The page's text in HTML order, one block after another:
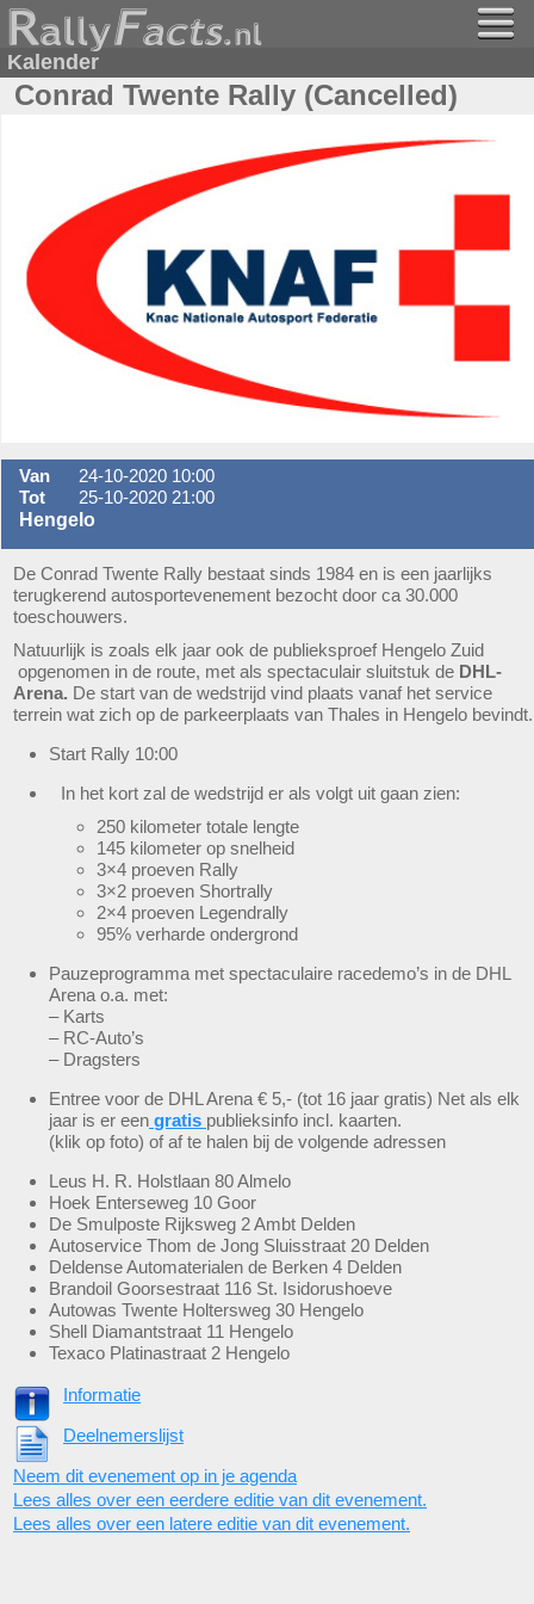
Kalender
Conrad Twente Rally (Cancelled)
Van
24-10-2020 10:00
Tot
25-10-2020 21:00
Hengelo
De Conrad Twente Rally bestaat sinds 1984 en is een jaarlijks
terugkerend autosportevenement bezocht door ca 30.000
toeschouwers.
Natuurlijk is zoals elk jaar ook de publieksproef Hengelo Zuid
opgenomen in de route, met als spectaculair sluitstuk de DHL-
Arena. De start van de wedstrijd vind plaats vanaf het service
terrein wat zich op de parkeerplaats van Thales in Hengelo bevindt.
Start Rally 10:00
In het kort zal de wedstrijd er als volgt uit gaan zien:
250 kilometer totale lengte
145 kilometer op snelheid
3×4 proeven Rally
3×2 proeven Shortrally
2×4 proeven Legendrally
95% verharde ondergrond
Pauzeprogramma met spectaculaire racedemo’s in de DHL
Arena o.a. met:
– Karts
– RC-Auto’s
– Dragsters
Entree voor de DHL Arena € 5,- (tot 16 jaar gratis) Net als elk
jaar is er een gratis publieksinfo incl. kaarten.
(klik op foto) of af te halen bij de volgende adressen
Leus H. R. Holstlaan 80 Almelo
Hoek Enterseweg 10 Goor
De Smulposte Rijksweg 2 Ambt Delden
Autoservice Thom de Jong Sluisstraat 20 Delden
Deldense Automaterialen de Berken 4 Delden
Brandoil Goorsestraat 116 St. Isidorushoeve
Autowas Twente Holtersweg 30 Hengelo
Shell Diamantstraat 11 Hengelo
Texaco Platinastraat 2 Hengelo
Informatie
Deelnemerslijst
Neem dit evenement op in je agenda
Lees alles over een eerdere editie van dit evenement.
Lees alles over een latere editie van dit evenement.